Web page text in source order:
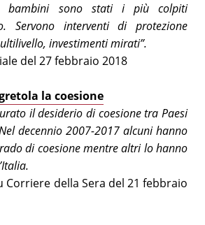
bambini sono stati i più colpiti
Servono interventi di protezione
investimenti mirati”.
del 27 febbraio 2018
la coesione
il desiderio di coesione tra Paesi
decennio 2007-2017 alcuni hanno
di coesione mentre altri lo hanno
Corriere della Sera del 21 febbraio